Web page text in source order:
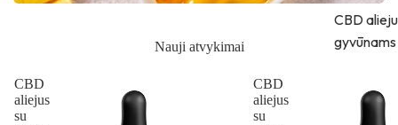
CBD
gyvūnams
Nauji atvykimai
CBD
aliejus
su
CBD
aliejus
su